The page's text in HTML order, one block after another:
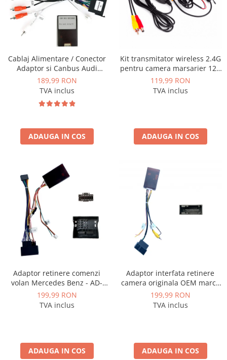
Cablaj Alimentare / Conector
Adaptor si Canbus Audi
A3/A4/A6/TT pentru navigatii
Android - AD-BGCAUDI5AE4I
189,99 RON
TVA inclus
ADAUGA IN COS
Kit transmitator wireless 2.4G
pentru camera marsarier 12V
- AD-BGCMW102
119,99 RON
TVA inclus
ADAUGA IN COS
Adaptor retinere comenzi
volan Mercedes Benz - AD-
BGRKIT407-C
199,99 RON
TVA inclus
ADAUGA IN COS
Adaptor interfata retinere
camera originala OEM marca
VAG Volkswagen, Skoda - AD-
BGCWCOEM
199,99 RON
TVA inclus
ADAUGA IN COS